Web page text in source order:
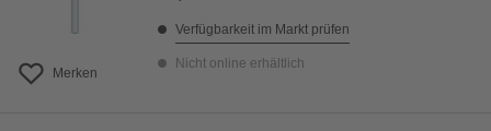
Merken
Verfügbarkeit im Markt prüfen
Nicht online erhältlich